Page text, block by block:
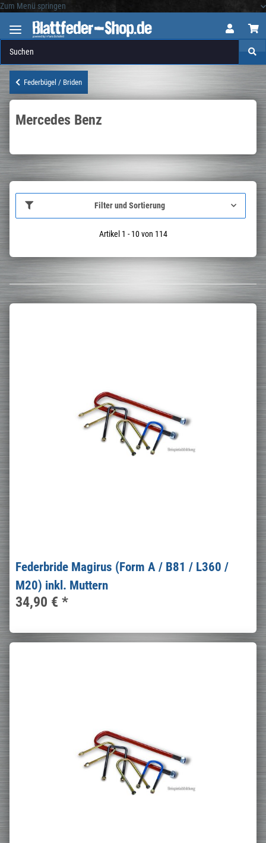
Zum Menü springen
Federbügel / Briden
Mercedes Benz
Filter und Sortierung
Artikel 1 - 10 von 114
Federbride Magirus (Form A / B81 / L360 /
M20) inkl. Muttern
34,90 € *